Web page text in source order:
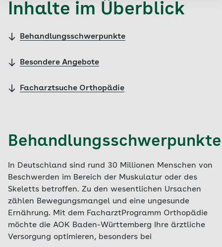
Inhalte im Überblick
Behandlungsschwerpunkte
Besondere Angebote
Facharztsuche Orthopädie
Behandlungsschwerpunkte
In Deutschland sind rund 30 Millionen Menschen von
Beschwerden im Bereich der Muskulatur oder des
Skeletts betroffen. Zu den wesentlichen Ursachen
zählen Bewegungsmangel und eine ungesunde
Ernährung. Mit dem FacharztProgramm Orthopädie
möchte die AOK Baden-Württemberg Ihre ärztliche
Versorgung optimieren, besonders bei